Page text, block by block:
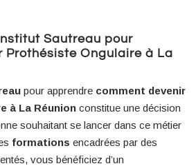
Sautreau pour
Prothésiste Ongulaire à La
pour apprendre comment devenir
à La Réunion constitue une décision
souhaitant se lancer dans ce métier
formations encadrées par des
vous bénéficiez d’un